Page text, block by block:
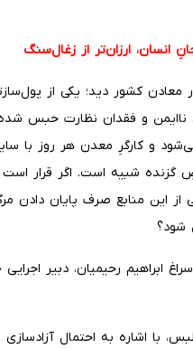
انسان، ارزان‌تر از زغال‌سنگ
معادن کشور دید؛ یکی از
ناایمن و فقدان نظارت حبس
و کارگرِ معدن هر روز با
شبیه است. اگر قرار است
از این منابع صرف پایان دادن
شود؟
ابراهیم رحیمیان، دبیر
طبس، با اشاره به احتمال